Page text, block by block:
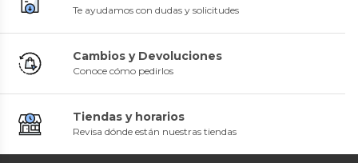
Te ayudamos con dudas y solicitudes
Cambios y Devoluciones
Conoce cómo pedirlos
Tiendas y horarios
Revisa dónde están nuestras tiendas